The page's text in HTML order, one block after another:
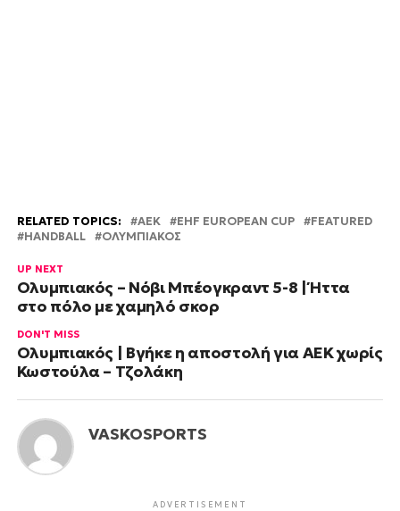
RELATED TOPICS: AEK EHF EUROPEAN CUP
FEATURED
HANDBALL
OΛΥΜΠΙΑΚΟΣ
UP NEXT
Ολυμπιακός – Νόβι Μπέογκραντ 5-8 | Ήττα
στο πόλο με χαμηλό σκορ
DON'T MISS
Ολυμπιακός | Βγήκε η αποστολή για ΑΕΚ χωρίς
Κωστούλα – Τζολάκη
VASKOSPORTS
ADVERTISEMENT